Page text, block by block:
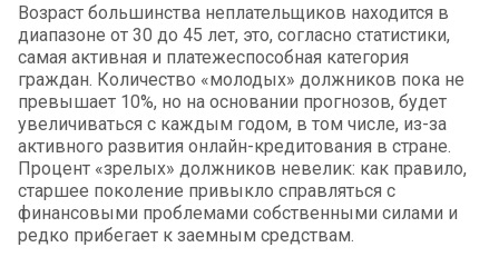
Возраст большинства неплательщиков находится в
диапазоне от 30 до 45 лет, это, согласно статистики,
самая активная и платежеспособная категория
граждан. Количество «молодых» должников пока не
превышает 10%, но на основании прогнозов, будет
увеличиваться с каждым годом, в том числе, из-за
активного развития онлайн-кредитования в стране.
Процент «зрелых» должников невелик: как правило,
старшее поколение привыкло справляться с
финансовыми проблемами собственными силами и
редко прибегает к заемным средствам.